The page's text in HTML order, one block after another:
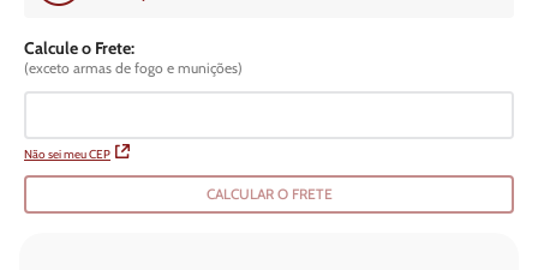
Calcule o Frete:
(exceto armas de fogo e munições)
Não sei meu CEP
CALCULAR O FRETE